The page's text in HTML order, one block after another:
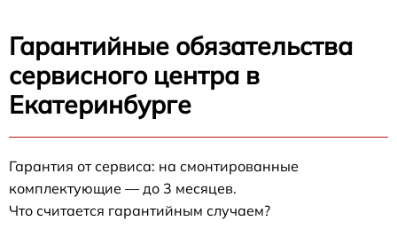
Гарантийные обязательства
сервисного центра в
Екатеринбурге
Гарантия от сервиса: на смонтированные
комплектующие — до 3 месяцев.
Что считается гарантийным случаем?